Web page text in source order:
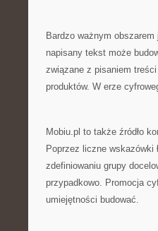
Bardzo ważnym
napisany tekst może
związane z pisaniem
produktów. W erze
Mobiu.pl to także źródło
Poprzez liczne wskazówki
zdefiniowaniu grupy
przypadkowo. Promocja
umiejętności budować.